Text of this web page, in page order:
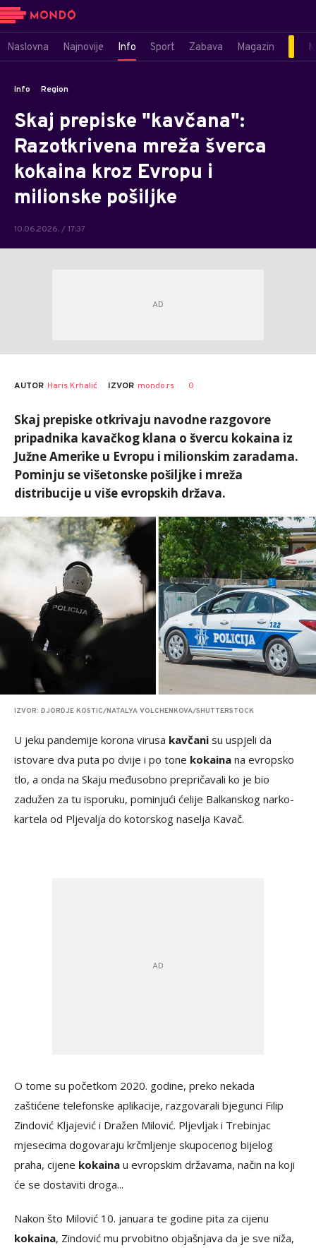
Naslovna Najnovije Info Sport Zabava Magazin
Info Region
Skaj prepiske "kavčana":
Razotkrivena mreža šverca
kokaina kroz Evropu i
milionske pošiljke
10.06.2026. / 17:37
AUTOR Haris Krhalić IZVOR mondo.rs 0
Skaj prepiske otkrivaju navodne razgovore
pripadnika kavačkog klana o švercu kokaina iz
Južne Amerike u Evropu i milionskim zaradama.
Pominju se višetonske pošiljke i mreža
distribucije u više evropskih država.
IZVOR: DJORDJE KOSTIC/NATALYA VOLCHENKOVA/SHUTTERSTOCK
U jeku pandemije korona virusa kavčani su uspjeli da
istovare dva puta po dvije i po tone kokaina na evropsko
tlo, a onda na Skaju međusobno prepričavali ko je bio
zadužen za tu isporuku, pominjući ćelije Balkanskog narko-
kartela od Pljevalja do kotorskog naselja Kavač.
O tome su početkom 2020. godine, preko nekada
zaštićene telefonske aplikacije, razgovarali bjegunci Filip
Zindović Kljajević i Dražen Milović. Pljevljak i Trebinjac
mjesecima dogovaraju krčmljenje skupocenog bijelog
praha, cijene kokaina u evropskim državama, način na koji
će se dostaviti droga...
Nakon što Milović 10. januara te godine pita za cijenu
kokaina, Zindović mu prvobitno objašnjava da je sve niža,